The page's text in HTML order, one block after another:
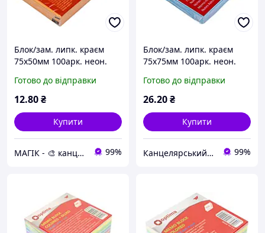
Блок/зам. липк. краєм
75х50мм 100арк. неон.
№O25512-06(12)
Готово до відправки
12.80₴
Купити
МАГІК - 🎨 канцтовари, іграшки, подарунки 🎨 99%
Блок/зам. липк. краєм
75х75мм 100арк. неон.
№O25513-11
Готово до відправки
26.20₴
Купити
Канцелярський Сад - 🍀 територія вдалих покупок! 🍀 99%